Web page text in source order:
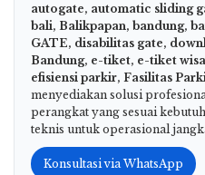
autogate, automatic sliding
bali, Balikpapan, bandung,
GATE, disabilitas gate,
Bandung, e-tiket, e-tiket
efisiensi parkir, Fasilitas
menyediakan solusi
perangkat yang sesuai
teknis untuk operasional
Konsultasi via WhatsApp